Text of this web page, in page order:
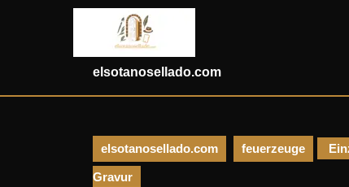
elsotanosellado.com
elsotanosellado.com feuerzeuge
Gravur